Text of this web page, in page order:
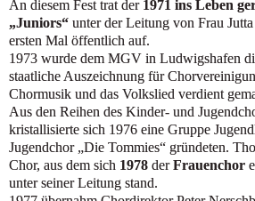
An diesem Fest trat der 1971 ins Leben
„Juniors“ unter der Leitung von Frau
ersten Mal öffentlich auf.
1973 wurde dem MGV in Ludwigshafen
staatliche Auszeichnung für
Chormusik und das Volkslied verdient
Aus den Reihen des Kinder- und
kristallisierte sich 1976 eine Gruppe
Jugendchor „Die Tommies“ gründeten.
Chor, aus dem sich 1978 derFrauenchor
unter seiner Leitung stand.